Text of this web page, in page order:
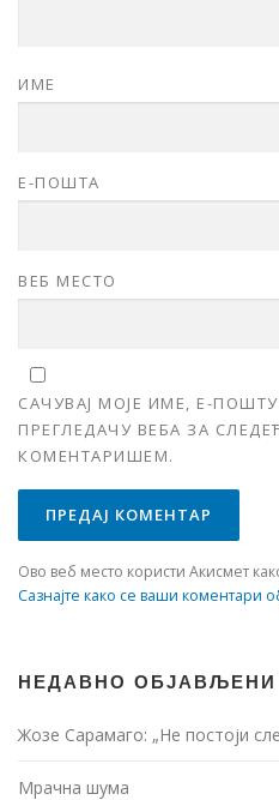
ИМЕ
Е-ПОШТА
ВЕБ МЕСТО
САЧУВАЈ МОЈЕ ИМЕ, Е-
ПРЕГЛЕДАЧУ ВЕБА ЗА
КОМЕНТАРИШЕМ.
Ово веб место користи Акисмет
Сазнајте како се ваши коментари
НЕДАВНО ОБЈАВЉЕНИ
Жозе Сарамаго: „Не постоји
Мрачна шума